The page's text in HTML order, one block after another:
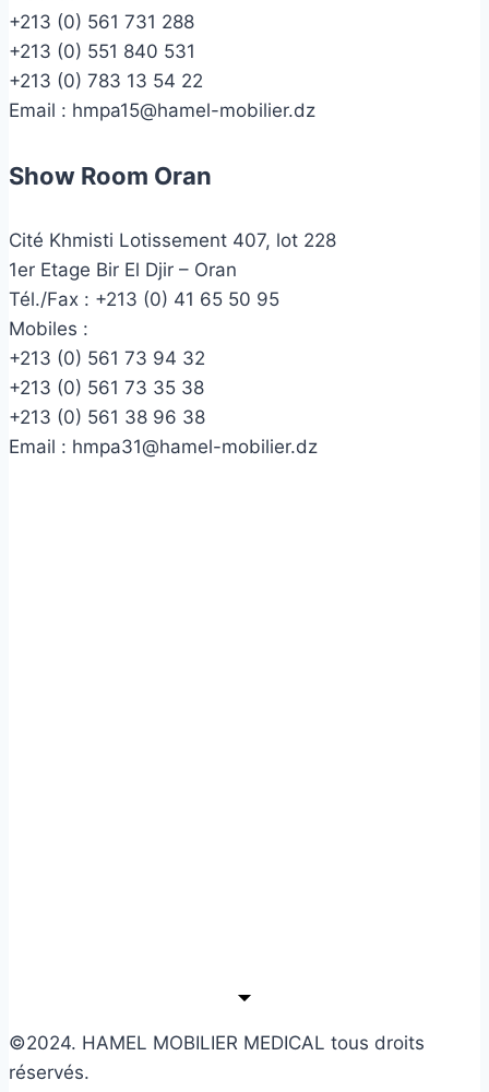
+213 (0) 561 731 288
+213 (0) 551 840 531
+213 (0) 783 13 54 22
Email : hmpa15@hamel-mobilier.dz
Show Room Oran
Cité Khmisti Lotissement 407, lot 228
1er Etage Bir El Djir – Oran
Tél./Fax : +213 (0) 41 65 50 95
Mobiles :
+213 (0) 561 73 94 32
+213 (0) 561 73 35 38
+213 (0) 561 38 96 38
Email : hmpa31@hamel-mobilier.dz
©2024. HAMEL MOBILIER MEDICAL tous droits
réservés.